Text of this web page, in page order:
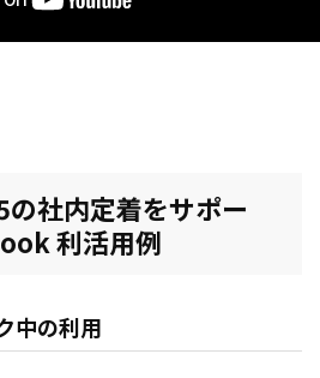
社内定着をサポー
利活用例
中の利用